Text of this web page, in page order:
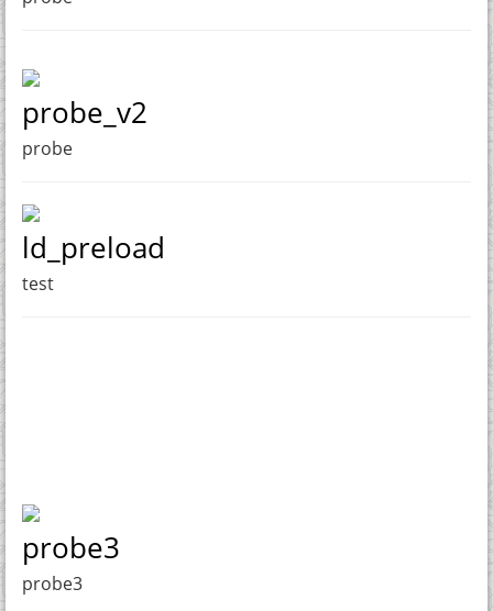
probe_v2
probe
ld_preload
test
probe3
probe3